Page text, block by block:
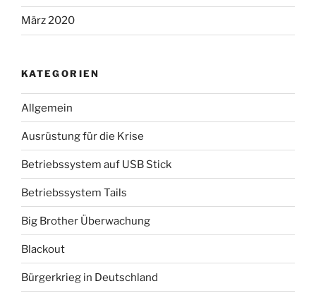
März 2020
KATEGORIEN
Allgemein
Ausrüstung für die Krise
Betriebssystem auf USB Stick
Betriebssystem Tails
Big Brother Überwachung
Blackout
Bürgerkrieg in Deutschland